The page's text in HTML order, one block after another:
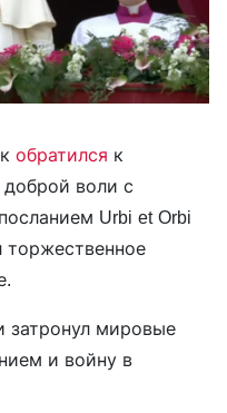
обратился к
воли с
Urbi et Orbi
торжественное
затронул мировые
и войну в